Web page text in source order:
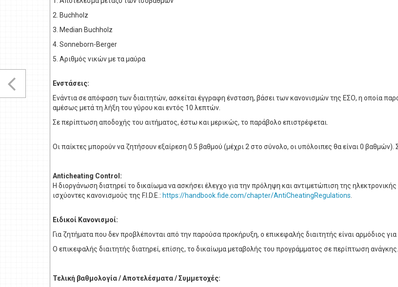
2. Buchholz
3. Μedian Buchholz
4. Sonneborn-Berger
5. Αριθμός νικών με τα μαύρα
Ενστάσεις:
Ενάντια σε απόφαση των διαιτητών, ασκείται έγγραφη ένσταση, βάσει των κανονισμών της ΕΣΟ, η οποία
αμέσως μετά τη λήξη του γύρου και εντός 10 λεπτών.
Σε περίπτωση αποδοχής του αιτήματος, έστω και μερικώς, το παράβολο επιστρέφεται.
Οι παίκτες μπορούν να ζητήσουν εξαίρεση 0.5 βαθμού (μέχρι 2 στο σύνολο, οι υπόλοιπες θα είναι 0 βαθμών).
Anticheating Control:
Η διοργάνωση διατηρεί το δικαίωμα να ασκήσει έλεγχο για την πρόληψη και αντιμετώπιση της
ισχύοντες κανονισμούς της F.I.D.E.: https://handbook.fide.com/chapter/AntiCheatingRegulations
Ειδικοί Κανονισμοί:
Για ζητήματα που δεν προβλέπονται από την παρούσα προκήρυξη, ο επικεφαλής διαιτητής είναι αρμόδιος
Ο επικεφαλής διαιτητής διατηρεί, επίσης, το δικαίωμα μεταβολής του προγράμματος σε περίπτωση ανάγκης.
Τελική βαθμολογία / Αποτελέσματα / Συμμετοχές: